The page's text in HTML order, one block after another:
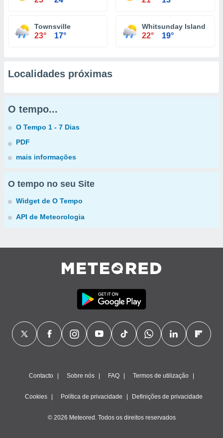
Townsville
23° 17°
Whitsunday Island
22° 19°
Localidades próximas
O tempo...
O Tempo 1 - 7 Dias
PDF
mais informações
O tempo no seu Site
Widget de O Tempo
API de Meteorologia
Contacto Sobre nós FAQ Termos de utilização
Cookies Política de privacidade Definições de privacidade
© 2026 Meteored. Todos os direitos reservados